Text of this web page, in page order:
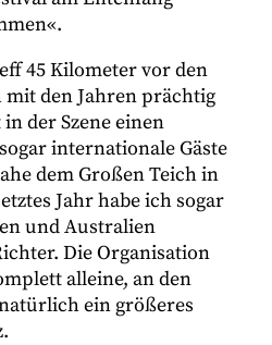
45 Kilometer vor den
mit den Jahren prächtig
der Szene einen
internationale Gäste
dem Großen Teich in
Jahr habe ich sogar
und Australien
Die Organisation
alleine, an den
ein größeres